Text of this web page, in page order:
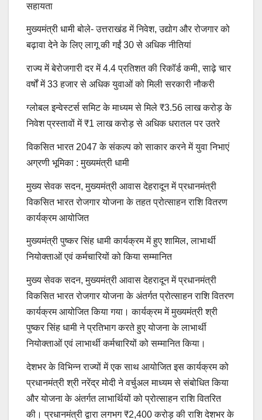
सहायता
मुख्यमंत्री धामी बोले- उत्तराखंड में निवेश, उद्योग और रोजगार को
बढ़ावा देने के लिए लागू की गईं 30 से अधिक नीतियां
राज्य में बेरोजगारी दर में 4.4 प्रतिशत की रिकॉर्ड कमी, साढ़े चार
वर्षों में 33 हजार से अधिक युवाओं को मिली सरकारी नौकरी
ग्लोबल इन्वेस्टर्स समिट के माध्यम से मिले ₹3.56 लाख करोड़ के
निवेश प्रस्तावों में ₹1 लाख करोड़ से अधिक धरातल पर उतरे
विकसित भारत 2047 के संकल्प को साकार करने में युवा निभाएं
अग्रणी भूमिका : मुख्यमंत्री धामी
मुख्य सेवक सदन, मुख्यमंत्री आवास देहरादून में प्रधानमंत्री
विकसित भारत रोजगार योजना के तहत प्रोत्साहन राशि वितरण
कार्यक्रम आयोजित
मुख्यमंत्री पुष्कर सिंह धामी कार्यक्रम में हुए शामिल, लाभार्थी
नियोक्ताओं एवं कर्मचारियों को किया सम्मानित
मुख्य सेवक सदन, मुख्यमंत्री आवास देहरादून में प्रधानमंत्री
विकसित भारत रोजगार योजना के अंतर्गत प्रोत्साहन राशि वितरण
कार्यक्रम आयोजित किया गया। कार्यक्रम में मुख्यमंत्री श्री
पुष्कर सिंह धामी ने प्रतिभाग करते हुए योजना के लाभार्थी
नियोक्ताओं एवं लाभार्थी कर्मचारियों को सम्मानित किया।
देशभर के विभिन्न राज्यों में एक साथ आयोजित इस कार्यक्रम को
प्रधानमंत्री श्री नरेंद्र मोदी ने वर्चुअल माध्यम से संबोधित किया
और योजना के अंतर्गत लाभार्थियों को प्रोत्साहन राशि वितरित
की। प्रधानमंत्री द्वारा लगभग ₹2,400 करोड़ की राशि देशभर के